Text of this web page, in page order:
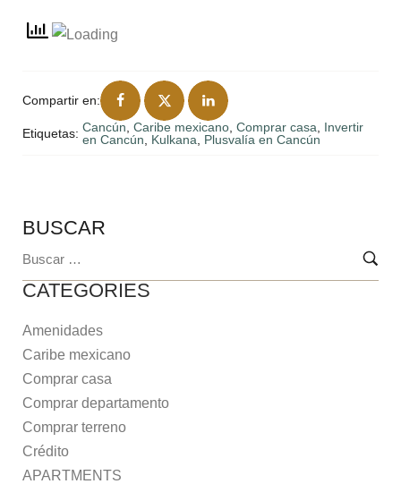
Compartir en:
Etiquetas: Cancún Caribe mexicano Comprar casa
Invertir
en Cancún
Kulkana Plusvalía en Cancún
BUSCAR
CATEGORIES
Amenidades
Caribe mexicano
Comprar casa
Comprar departamento
Comprar terreno
Crédito
APARTMENTS